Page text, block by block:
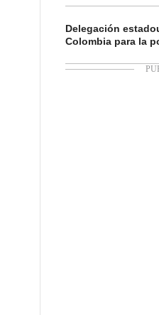
Delegación
Colombia para la